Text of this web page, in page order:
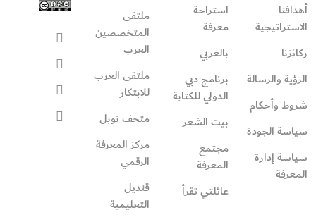
أهدافنا
الاستراتيجية
ركائزنا
الرؤية والرسالة
شروط وأحكام
سياسة الجودة
سياسة إدارة
المعرفة
استراحة
معرفة
بالعربي
برنامج دبي
الدولي للكتابة
بيت الشعر
مجتمع
المعرفة
عائلتي تقرأ‎
ملتقى
المتخصصين
العرب
ملتقى العرب
للابتكار
متحف نوبل
مركز المعرفة
الرقمي
قنديل
التعليمية